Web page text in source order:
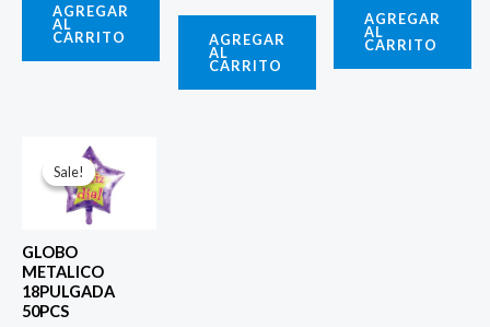
AGREGAR
AL
CARRITO AGREGAR
AL
CARRITO
AGREGAR
AL
CARRITO
Sale!
Sale!
GLOBO
METALICO
18PULGADA
50PCS
El
precio
original
era: